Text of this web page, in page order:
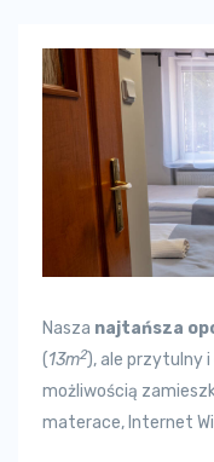
Nasza najtańsza
(13m2), ale przytulny
możliwością
materace, Internet